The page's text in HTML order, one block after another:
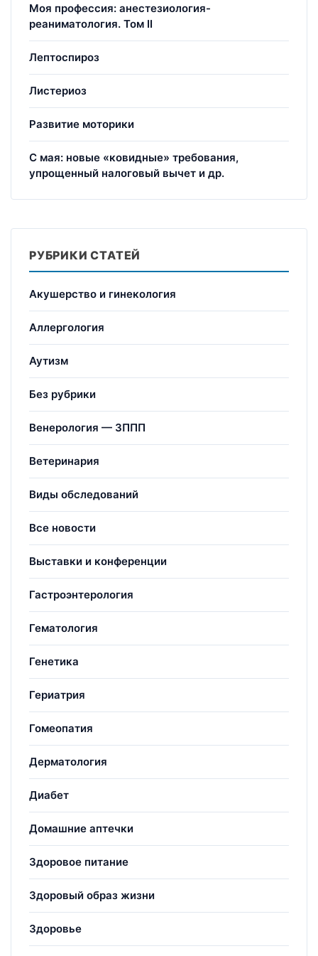
Моя профессия: анестезиология-
реаниматология. Том II
Лептоспироз
Листериоз
Развитие моторики
С мая: новые «ковидные» требования,
упрощенный налоговый вычет и др.
РУБРИКИ СТАТЕЙ
Акушерство и гинекология
Аллергология
Аутизм
Без рубрики
Венерология — ЗППП
Ветеринария
Виды обследований
Все новости
Выставки и конференции
Гастроэнтерология
Гематология
Генетика
Гериатрия
Гомеопатия
Дерматология
Диабет
Домашние аптечки
Здоровое питание
Здоровый образ жизни
Здоровье